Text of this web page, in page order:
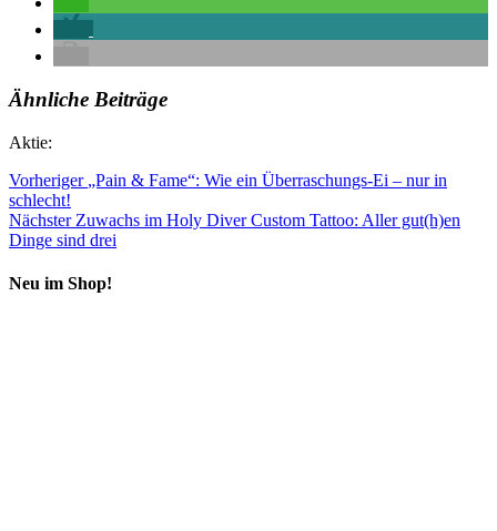
Ähnliche Beiträge
Aktie:
Vorheriger „Pain & Fame“: Wie ein Überraschungs-Ei – nur in
schlecht!
Nächster Zuwachs im Holy Diver Custom Tattoo: Aller gut(h)en
Dinge sind drei
Neu im Shop!